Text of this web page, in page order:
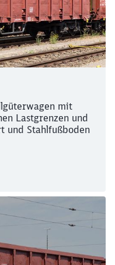
mit
Lastgrenzen und
und Stahlfußboden